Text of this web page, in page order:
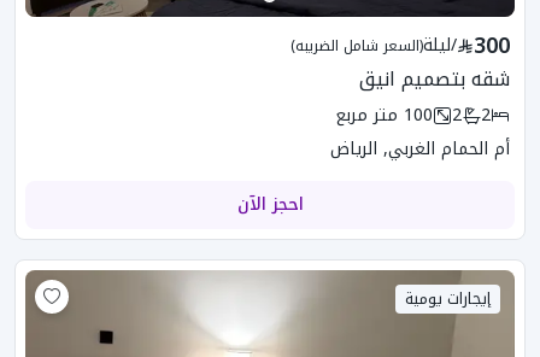
300
/ليلة(السعر شامل الضريبه)
شقه بتصميم انيق
2
2
100 متر مربع
أم الحمام الغربي, الرياض
احجز الآن
إيجارات يومية